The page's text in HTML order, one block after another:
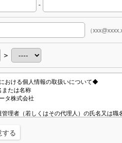
-
（
＞
する